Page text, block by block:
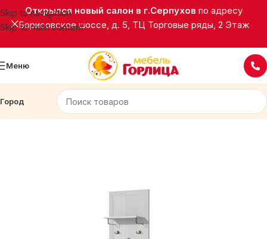
Skip to navigation
Skip to main content
Открылся новый салон в г.Серпухов по адресу
Борисовское шоссе, д. 5, ТЦ Торговые ряды, 2 Этаж
Меню
Город
Корпусная мебель Прихожие АЛИСИЯ